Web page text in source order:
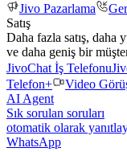
Jivo Pazarlama
Satış
Daha fazla satış, daha
ve daha geniş bir
JivoChat İş Telefonu
Telefon+
Video
AI Agent
Sık sorulan soruları
otomatik olarak
WhatsApp